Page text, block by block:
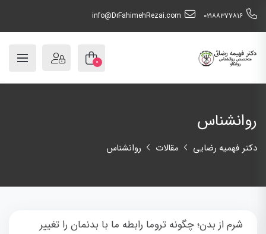
٠٢١٨٨٣٧٧٨١٦ info@DrFahimehRezai.com
۰
روانشناس
دکتر فهمیه رضایی مقالات روانشناس
شرم از بدن؛ چگونه تروما رابطه ما با بدنمان را تغییر